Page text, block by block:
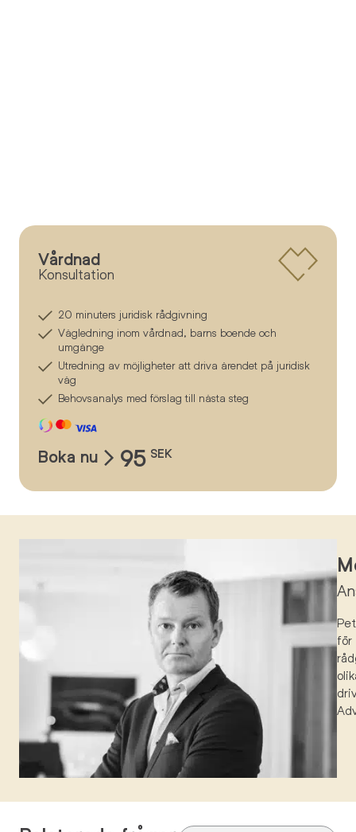
Vårdnad
Konsultation
20 minuters juridisk rådgivning
Vägledning inom vårdnad, barns boende och
umgänge
Utredning av möjligheter att driva ärendet på juridisk
väg
Behovsanalys med förslag till nästa steg
Boka nu 95 SEK
för